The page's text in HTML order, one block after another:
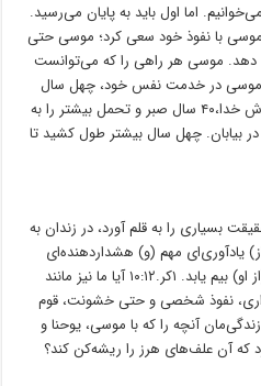
اما اول باید به پایان می‌رسید.
موسی با نفوذ خود سعی کرد؛ موسی حتی
موسی هر راهی را که می‌توانست
موسی در خدمت نفس خود، چهل سال
تمام موفق شد! اما بعد از ۴۰ سال تلاش خدا،۴۰ سال صبر و تحمل بیشتر را به
در بیابان. چهل سال بیشتر طول کشید تا
بسیاری را به قلم ﺁورد، در زندان به
یادﺁوری‌ای مهم (و) هشداردهنده‌ای
بود. پس هر کس که گمان می‌کند، (از او) بیم یابد. ۱کر.۱۰:۱۲ ﺁیا ما نیز مانند
نفوذ شخصی و حتی خشونت، قوم
ﺁنچه را که با موسی، یوحنا و
که ﺁن علف‌های هرز را ریشه‌کن کند؟